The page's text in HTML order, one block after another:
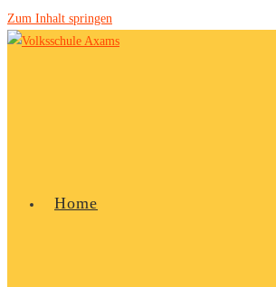
Zum Inhalt springen
Home